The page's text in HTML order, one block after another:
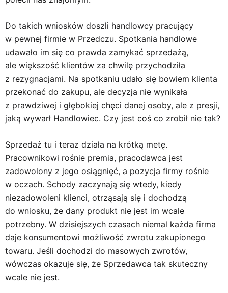
Do takich wniosków doszli handlowcy pracujący
w pewnej firmie w Przedczu. Spotkania handlowe
udawało im się co prawda zamykać sprzedażą,
ale większość klientów za chwilę przychodziła
z rezygnacjami. Na spotkaniu udało się bowiem klienta
przekonać do zakupu, ale decyzja nie wynikała
z prawdziwej i głębokiej chęci danej osoby, ale z presji,
jaką wywarł Handlowiec. Czy jest coś co zrobił nie tak?
Sprzedaż tu i teraz działa na krótką metę.
Pracownikowi rośnie premia, pracodawca jest
zadowolony z jego osiągnięć, a pozycja firmy rośnie
w oczach. Schody zaczynają się wtedy, kiedy
niezadowoleni klienci, otrząsają się i dochodzą
do wniosku, że dany produkt nie jest im wcale
potrzebny. W dzisiejszych czasach niemal każda firma
daje konsumentowi możliwość zwrotu zakupionego
towaru. Jeśli dochodzi do masowych zwrotów,
wówczas okazuje się, że Sprzedawca tak skuteczny
wcale nie jest.